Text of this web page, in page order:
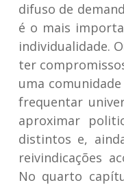
difuso de
é o mais
individualidade.
ter
uma
frequentar
aproximar
distintos e,
reivindicações
No quarto